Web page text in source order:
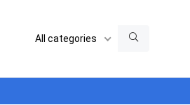
All categories